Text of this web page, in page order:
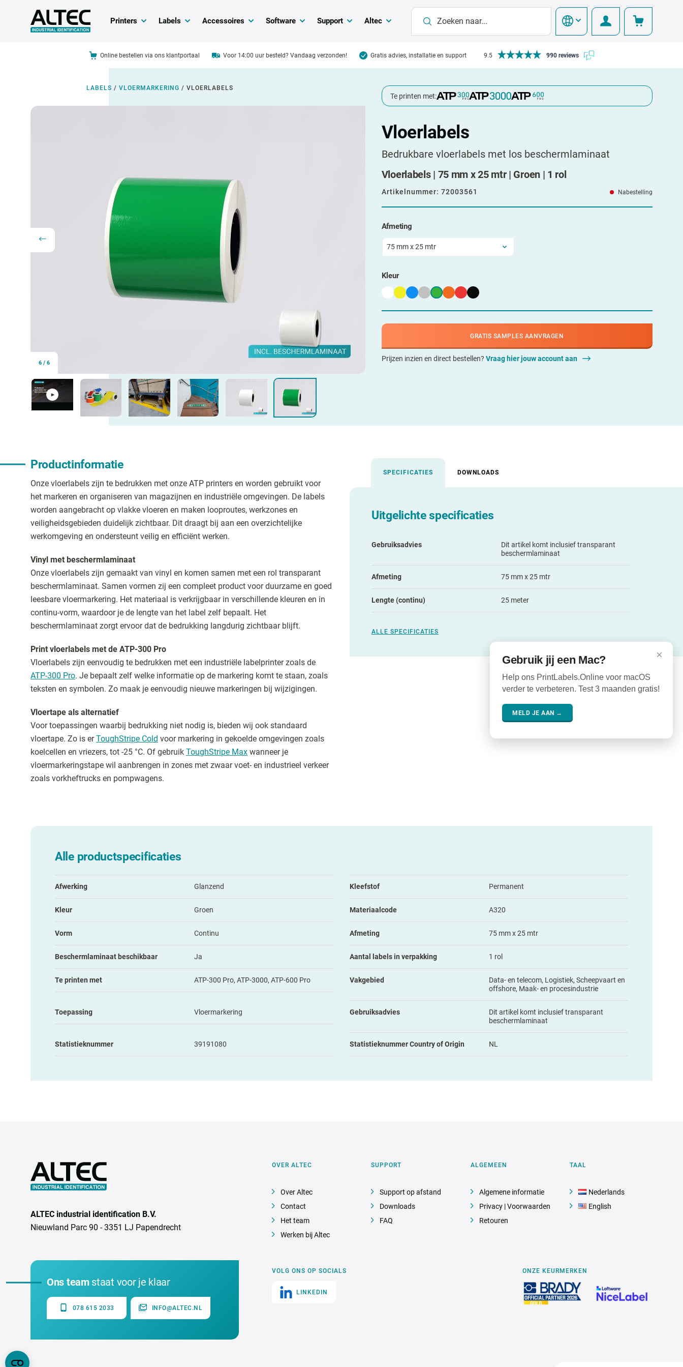
Printers Labels Accessoires Software Support Altec
Online bestellen via ons klantportaal Voor 14:00 uur besteld? Vandaag verzonden! Gratis advies, installatie en support 9.5 990 reviews
LABELS / VLOERMARKERING / VLOERLABELS
6 / 6
Te printen met:
Vloerlabels
Bedrukbare vloerlabels met los beschermlaminaat
Vloerlabels | 75 mm x 25 mtr | Groen | 1 rol
Artikelnummer: 72003561 Nabestelling
Afmeting
Kleur
GRATIS SAMPLES AANVRAGEN
Prijzen inzien en direct bestellen? Vraag hier jouw account aan
Productinformatie
Onze vloerlabels zijn te bedrukken met onze ATP printers en worden gebruikt voor
het markeren en organiseren van magazijnen en industriële omgevingen. De labels
worden aangebracht op vlakke vloeren en maken looproutes, werkzones en
veiligheidsgebieden duidelijk zichtbaar. Dit draagt bij aan een overzichtelijke
werkomgeving en ondersteunt veilig en efficiënt werken.
Vinyl met beschermlaminaat
Onze vloerlabels zijn gemaakt van vinyl en komen samen met een rol transparant
beschermlaminaat. Samen vormen zij een compleet product voor duurzame en goed
leesbare vloermarkering. Het materiaal is verkrijgbaar in verschillende kleuren en in
continu-vorm, waardoor je de lengte van het label zelf bepaalt. Het
beschermlaminaat zorgt ervoor dat de bedrukking langdurig zichtbaar blijft.
Print vloerlabels met de ATP-300 Pro
Vloerlabels zijn eenvoudig te bedrukken met een industriële labelprinter zoals de
ATP-300 Pro. Je bepaalt zelf welke informatie op de markering komt te staan, zoals
teksten en symbolen. Zo maak je eenvoudig nieuwe markeringen bij wijzigingen.
Vloertape als alternatief
Voor toepassingen waarbij bedrukking niet nodig is, bieden wij ook standaard
vloertape. Zo is erToughStripe Cold voor markering in gekoelde omgevingen zoals
koelcellen en vriezers, tot -25 °C. Of gebruik ToughStripe Max wanneer je
vloermarkeringstape wil aanbrengen in zones met zwaar voet- en industrieel verkeer
zoals vorkheftrucks en pompwagens.
SPECIFICATIES DOWNLOADS
Uitgelichte specificaties
Gebruiksadvies
Dit artikel komt inclusief transparant
beschermlaminaat
Afmeting 75 mm x 25 mtr
Lengte (continu) 25 meter
ALLE SPECIFICATIES
Alle productspecificaties
Afwerking Glanzend Kleefstof Permanent
Kleur Groen Materiaalcode A320
Vorm Continu Afmeting 75 mm x 25 mtr
Beschermlaminaat beschikbaar Ja Aantal labels in verpakking 1 rol
Te printen met ATP-300 Pro, ATP-3000, ATP-600 Pro Vakgebied
Data- en telecom, Logistiek, Scheepvaart en
offshore, Maak- en procesindustrie
Toepassing Vloermarkering Gebruiksadvies
Dit artikel komt inclusief transparant
beschermlaminaat
Statistieknummer 39191080 Statistieknummer Country of Origin NL
ALTEC industrial identification B.V.
Nieuwland Parc 90 - 3351 LJ Papendrecht
Ons teamstaat voor je klaar
078 615 2033 INFO@ALTEC.NL
OVER ALTEC
Over Altec
Contact
Het team
Werken bij Altec
SUPPORT
Support op afstand
Downloads
FAQ
ALGEMEEN
Algemene informatie
Privacy | Voorwaarden
Retouren
TAAL
Nederlands
English
VOLG ONS OP SOCIALS
LINKEDIN
ONZE KEURMERKEN
×
Gebruik jij een Mac?
Help ons PrintLabels.Online voor macOS
verder te verbeteren. Test 3 maanden gratis!
MELD JE AAN →